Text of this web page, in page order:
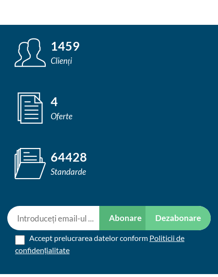
1459
Clienți
4
Oferte
64428
Standarde
Abonare Dezabonare
Accept prelucrarea datelor conform Politicii de
confidențialitate